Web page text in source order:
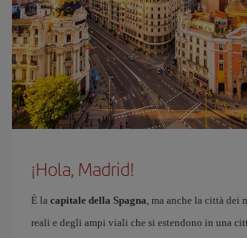
¡Hola, Madrid!
È la capitale della Spagna, ma anche la città dei
reali e degli ampi viali che si estendono in una